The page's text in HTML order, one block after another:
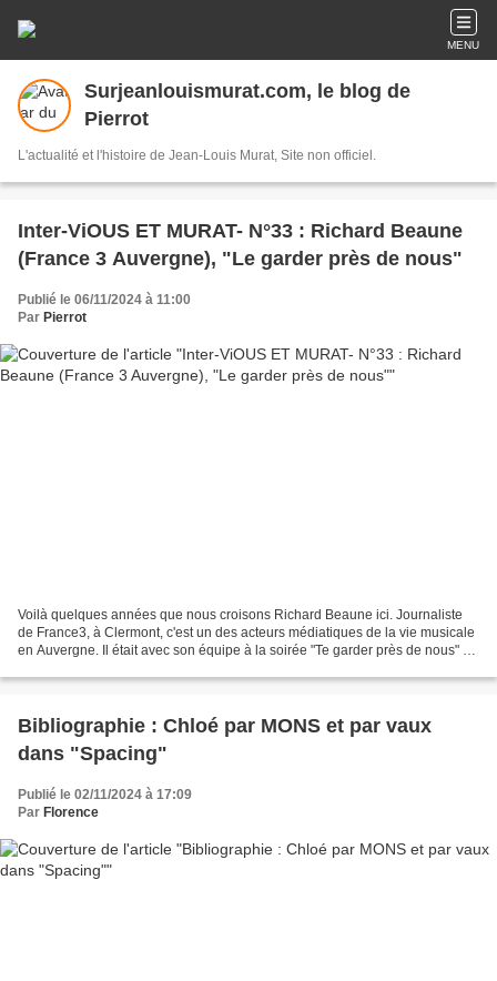
MENU
Surjeanlouismurat.com, le blog de
Pierrot
L'actualité et l'histoire de Jean-Louis Murat, Site non officiel.
Inter-ViOUS ET MURAT- N°33 : Richard Beaune
(France 3 Auvergne), "Le garder près de nous"
Publié le 06/11/2024 à 11:00
Par Pierrot
Voilà quelques années que nous croisons Richard Beaune ici. Journaliste
de France3, à Clermont, c'est un des acteurs médiatiques de la vie musicale
en Auvergne. Il était avec son équipe à la soirée "Te garder près de nous" à
Bibliographie : Chloé par MONS et par vaux
dans "Spacing"
Publié le 02/11/2024 à 17:09
Par Florence